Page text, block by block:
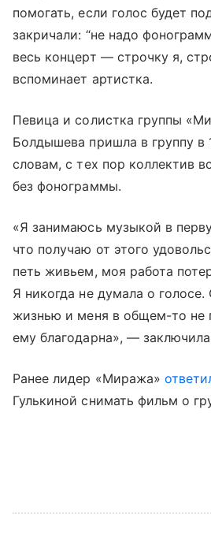
помогать, если голос будет
закричали: “не надо
весь концерт — строчку я,
вспоминает артистка.
Певица и солистка группы
Болдышева пришла в группу в
словам, с тех пор коллектив
без фонограммы.
«Я занимаюсь музыкой в
что получаю от этого
петь живьем, моя работа
Я никогда не думала о
жизнью и меня в общем-то не
ему благодарна», —
Ранее лидер «Миража»
Гулькиной снимать фильм о